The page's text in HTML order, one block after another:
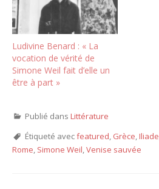
Ludivine Benard : « La
vocation de vérité de
Simone Weil fait d’elle un
être à part »
Publié dans Littérature
Étiqueté avecfeatured, Grèce,Iliade
Rome, Simone Weil,Venise sauvée